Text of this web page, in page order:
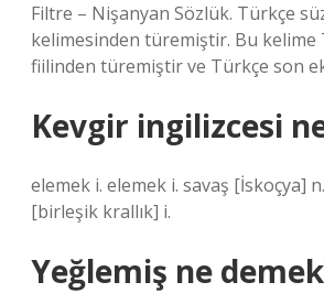
Filtre – Nişanyan Sözlük. Türkçe
kelimesinden türemiştir. Bu kelime
fiilinden türemiştir ve Türkçe son
Kevgir ingilizcesi
elemek i. elemek i. savaş [İskoçya]
[birleşik krallık] i.
Yeğlemiş ne